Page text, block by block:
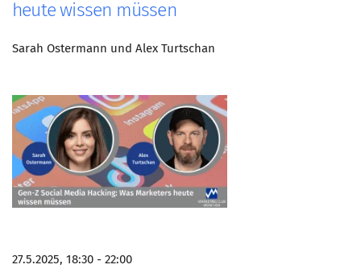
heute wissen müssen
Sarah Ostermann und Alex Turtschan
27.5.2025, 18:30 - 22:00